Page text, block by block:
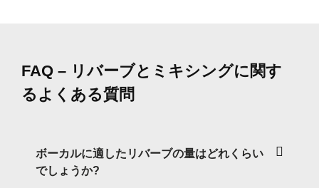
FAQ – リバーブとミキシングに関す
るよくある質問
ボーカルに適したリバーブの量はどれくらい
でしょうか?